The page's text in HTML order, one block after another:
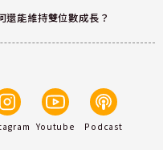
能維持雙位數成長？
Youtube Podcast